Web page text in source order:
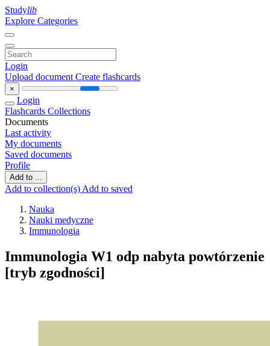
Studylib
Explore Categories
Login
Upload document Create flashcards
×
Login
Flashcards Collections
Documents
Last activity
My documents
Saved documents
Profile
Add to ...
Add to collection(s) Add to saved
Nauka
Nauki medyczne
Immunologia
Immunologia W1 odp nabyta powtórzenie
[tryb zgodności]